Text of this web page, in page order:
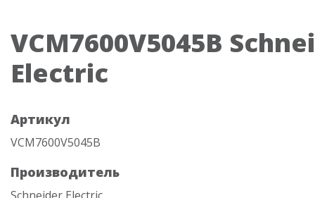
VCM7600V5045B
Electric
Артикул
VCM7600V5045B
Производитель